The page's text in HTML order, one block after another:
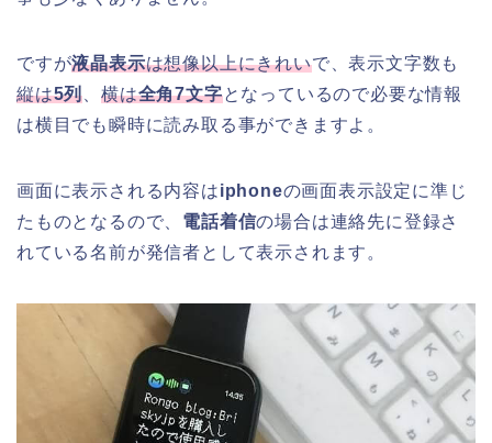
ですが液晶表示は想像以上にきれいで、表示文字数も
縦は5列 、横は全角7文字となっているので必要な情報
は横目でも瞬時に読み取る事ができますよ。
画面に表示される内容はiphoneの画面表示設定に準じ
たものとなるので、 電話着信の場合は連絡先に登録さ
れている名前が発信者として表示されます。